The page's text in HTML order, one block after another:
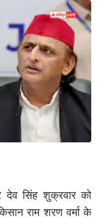
सिंह शुक्रवार को
राम शरण वर्मा के